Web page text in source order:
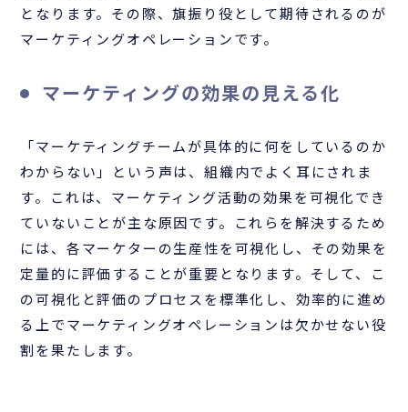
となります。その際、旗振り役として期待されるのが
マーケティングオペレーションです。
マーケティングの効果の見える化
「マーケティングチームが具体的に何をしているのか
わからない」という声は、組織内でよく耳にされま
す。これは、マーケティング活動の効果を可視化でき
ていないことが主な原因です。これらを解決するため
には、各マーケターの生産性を可視化し、その効果を
定量的に評価することが重要となります。そして、こ
の可視化と評価のプロセスを標準化し、効率的に進め
る上でマーケティングオペレーションは欠かせない役
割を果たします。